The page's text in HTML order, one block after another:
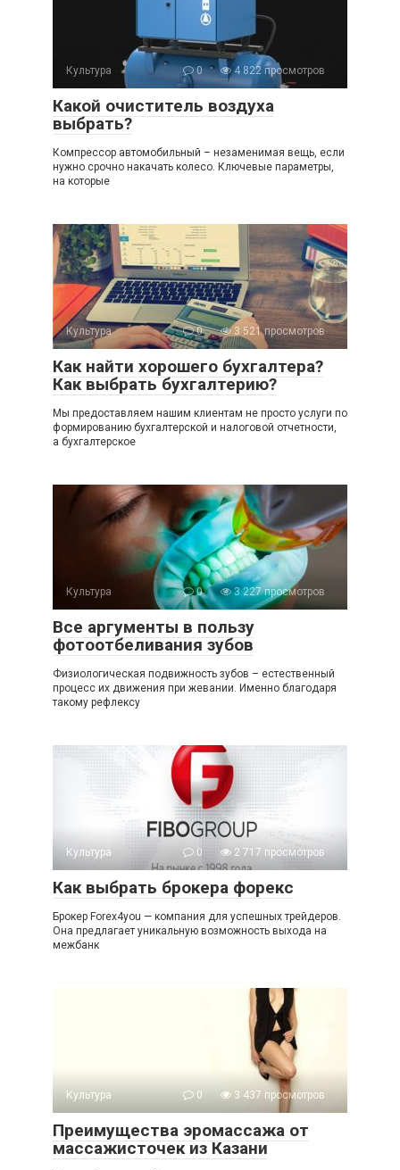
Культура 0 4 822 просмотров
Какой очиститель воздуха
выбрать?
Компрессор автомобильный – незаменимая вещь, если
нужно срочно накачать колесо. Ключевые параметры,
на которые
Культура 0 3 521 просмотров
Как найти хорошего бухгалтера?
Как выбрать бухгалтерию?
Мы предоставляем нашим клиентам не просто услуги по
формированию бухгалтерской и налоговой отчетности,
а бухгалтерское
Культура 0 3 227 просмотров
Все аргументы в пользу
фотоотбеливания зубов
Физиологическая подвижность зубов – естественный
процесс их движения при жевании. Именно благодаря
такому рефлексу
Культура 0 2 717 просмотров
Как выбрать брокера форекс
Брокер Forex4you — компания для успешных трейдеров.
Она предлагает уникальную возможность выхода на
межбанк
Культура 0 3 437 просмотров
Преимущества эромассажа от
массажисточек из Казани